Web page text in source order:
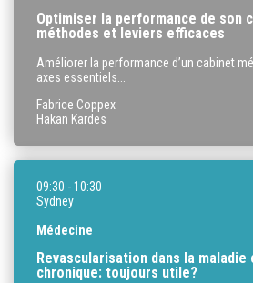
Optimiser la performance de son
méthodes et leviers efficaces
Améliorer la performance d’un cabinet
axes essentiels...
Fabrice Coppex
Hakan Kardes
09:30 - 10:30
Sydney
Médecine
Revascularisation dans la
chronique: toujours utile?